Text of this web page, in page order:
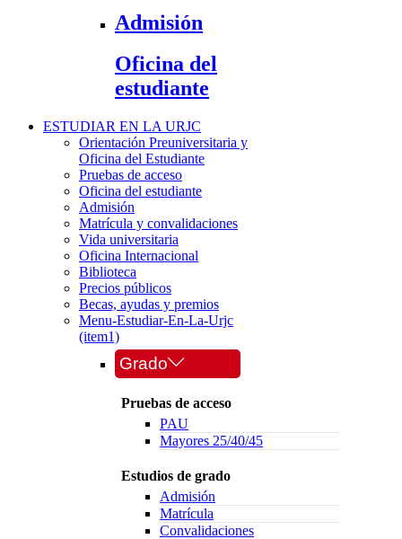
Admisión
Oficina del
estudiante
ESTUDIAR EN LA URJC
Orientación Preuniversitaria y
Oficina del Estudiante
Pruebas de acceso
Oficina del estudiante
Admisión
Matrícula y convalidaciones
Vida universitaria
Oficina Internacional
Biblioteca
Precios públicos
Becas, ayudas y premios
Menu-Estudiar-En-La-Urjc
(item1)
Grado
Pruebas de acceso
PAU
Mayores 25/40/45
Estudios de grado
Admisión
Matrícula
Convalidaciones